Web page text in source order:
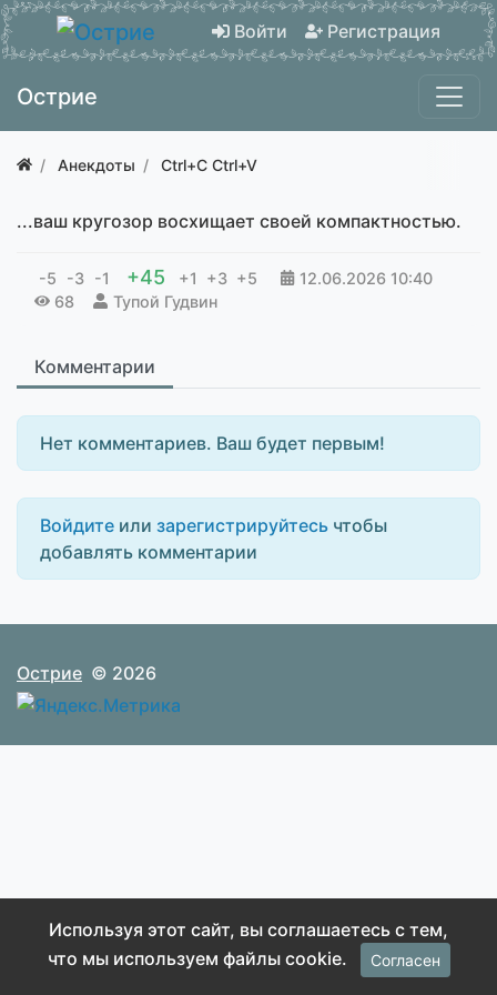
Войти Регистрация
Острие
Анекдоты Ctrl+C Ctrl+V
...ваш кругозор восхищает своей компактностью.
-5 -3 -1 +45 +1 +3 +5 12.06.2026 10:40
68
Тупой Гудвин
Комментарии
Нет комментариев. Ваш будет первым!
Войдите или зарегистрируйтесь чтобы
добавлять комментарии
Острие © 2026
Используя этот сайт, вы соглашаетесь с тем,
что мы используем файлы cookie.
Согласен